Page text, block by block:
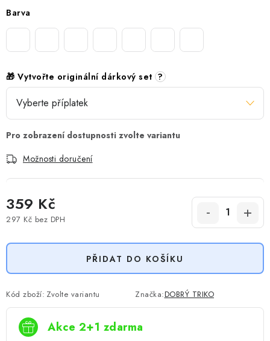
Barva
🎁 Vytvořte originální dárkový set ?
Možnosti doručení
359 Kč
297 Kč bez DPH
PŘIDAT DO KOŠÍKU
Kód zboží: Zvolte variantu Značka:DOBRÝ TRIKO
Akce 2+1 zdarma